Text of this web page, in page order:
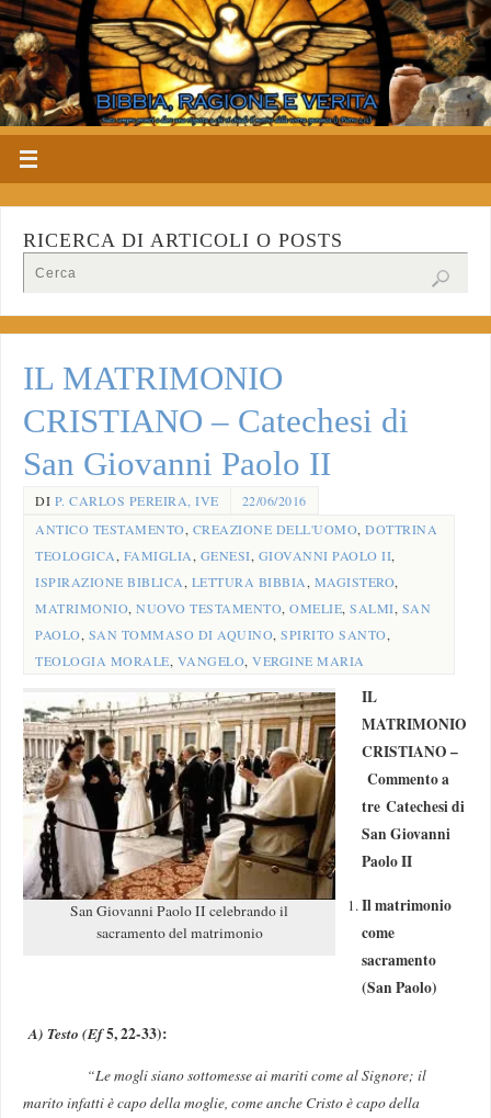
RICERCA DI ARTICOLI O POSTS
IL MATRIMONIO
CRISTIANO – Catechesi di
San Giovanni Paolo II
DI P. CARLOS PEREIRA, IVE
22/06/2016
ANTICO TESTAMENTO, CREAZIONE DELL'UOMO,DOTTRINA
TEOLOGICA, FAMIGLIA, GENESI, GIOVANNI PAOLO II,
ISPIRAZIONE BIBLICA, LETTURA BIBBIA, MAGISTERO,
MATRIMONIO,NUOVO TESTAMENTO,OMELIE,SALMI, SAN
PAOLO, SAN TOMMASO DI AQUINO,SPIRITO SANTO,
TEOLOGIA MORALE, VANGELO,VERGINE MARIA
San Giovanni Paolo II celebrando il
sacramento del matrimonio
IL
MATRIMONIO
CRISTIANO –
Commento a
tre Catechesi di
San Giovanni
Paolo II
Il matrimonio
come
sacramento
(San Paolo)
A) Testo (Ef5, 22-33):
“Le mogli siano sottomesse ai mariti come al Signore; il
marito infatti è capo della moglie, come anche Cristo è capo della